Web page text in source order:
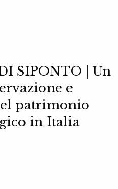
SIPONTO | Un
e
patrimonio
in Italia